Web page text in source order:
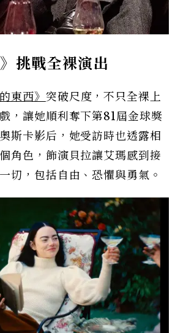
挑戰全裸演出
東西》 突破尺度，不只全裸上
，讓她順利奪下第81屆金球獎
斯卡影后，她受訪時也透露相
角色，飾演貝拉讓艾瑪感到接
切，包括自由、恐懼與勇氣。